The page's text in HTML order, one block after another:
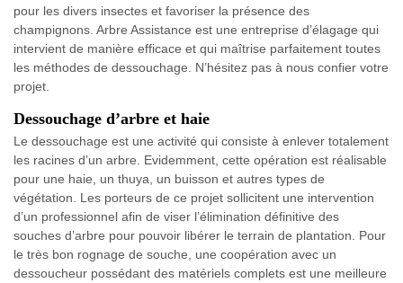
pour les divers insectes et favoriser la présence des
champignons. Arbre Assistance est une entreprise d’élagage qui
intervient de manière efficace et qui maîtrise parfaitement toutes
les méthodes de dessouchage. N’hésitez pas à nous confier votre
projet.
Dessouchage d’arbre et haie
Le dessouchage est une activité qui consiste à enlever totalement
les racines d’un arbre. Evidemment, cette opération est réalisable
pour une haie, un thuya, un buisson et autres types de
végétation. Les porteurs de ce projet sollicitent une intervention
d’un professionnel afin de viser l’élimination définitive des
souches d’arbre pour pouvoir libérer le terrain de plantation. Pour
le très bon rognage de souche, une coopération avec un
dessoucheur possédant des matériels complets est une meilleure